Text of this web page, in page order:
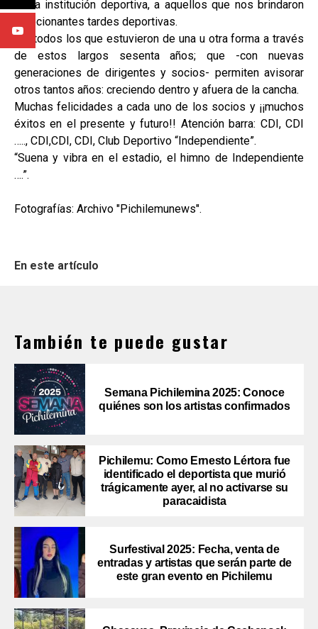
de la institución deportiva, a aquellos que nos brindaron
emocionantes tardes deportivas.
Y a todos los que estuvieron de una u otra forma a través
de estos largos sesenta años; que -con nuevas
generaciones de dirigentes y socios- permiten avisorar
otros tantos años: creciendo dentro y afuera de la cancha.
Muchas felicidades a cada uno de los socios y ¡¡muchos
éxitos en el presente y futuro!! Atención barra: CDI, CDI
….., CDI,CDI, CDI, Club Deportivo “Independiente”.
“Suena y vibra en el estadio, el himno de Independiente
….”.
Fotografías: Archivo "Pichilemunews".
En este artículo
También te puede gustar
Semana Pichilemina 2025: Conoce
quiénes son los artistas confirmados
Pichilemu: Como Ernesto Lértora fue
identificado el deportista que murió
trágicamente ayer, al no activarse su
paracaidista
Surfestival 2025: Fecha, venta de
entradas y artistas que serán parte de
este gran evento en Pichilemu